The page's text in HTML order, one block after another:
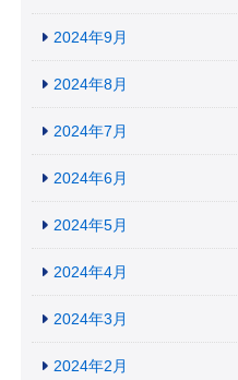
2024年9月
2024年8月
2024年7月
2024年6月
2024年5月
2024年4月
2024年3月
2024年2月